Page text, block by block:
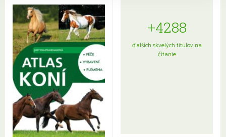
+4288
ďalších skvelých titulov na
čítanie